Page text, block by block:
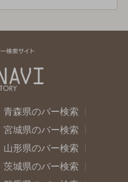
青森県のバー検索
宮城県のバー検索
山形県のバー検索
茨城県のバー検索